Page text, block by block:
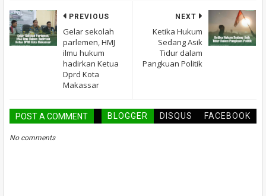
NEXT
Ketika Hukum
Sedang Asik
Tidur dalam
Pangkuan Politik
PREVIOUS
Gelar sekolah
parlemen, HMJ
ilmu hukum
hadirkan Ketua
Dprd Kota
Makassar
POST A COMMENT BLOGGER DISQUS FACEBOOK
No comments